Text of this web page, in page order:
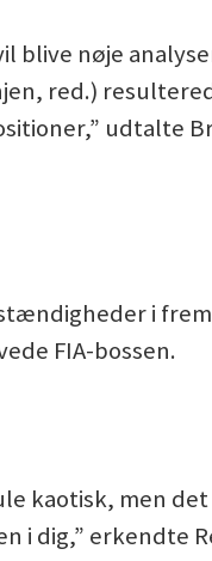
blive nøje
red.)
udtalte
i
FIA-bossen.
kaotisk, men det
i dig,” erkendte